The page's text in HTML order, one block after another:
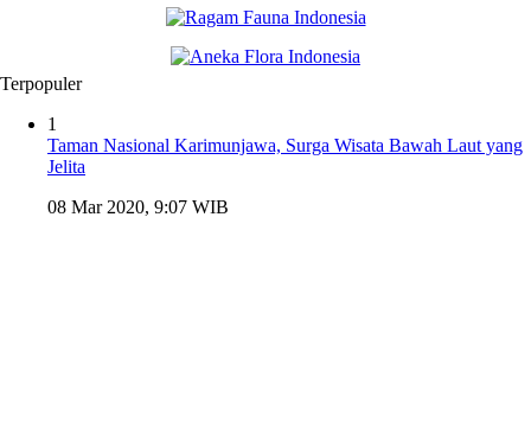
Terpopuler
1
Taman Nasional Karimunjawa, Surga Wisata Bawah Laut yang
Jelita
08 Mar 2020, 9:07 WIB